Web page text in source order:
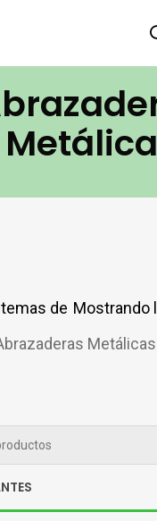
Mostrando
de
Metálicas